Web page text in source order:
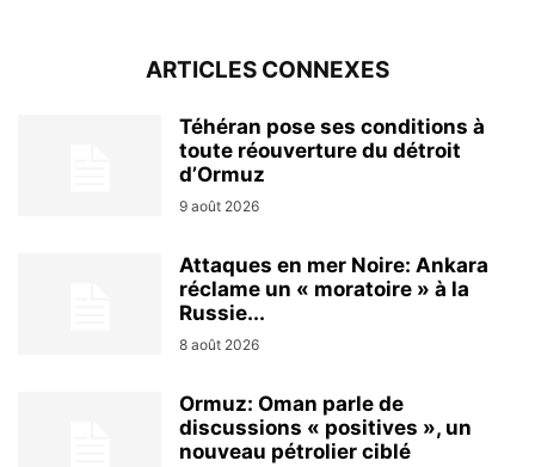
ARTICLES CONNEXES
Téhéran pose ses conditions à
toute réouverture du détroit
d’Ormuz
9 août 2026
Attaques en mer Noire: Ankara
réclame un « moratoire » à la
Russie...
8 août 2026
Ormuz: Oman parle de
discussions « positives », un
nouveau pétrolier ciblé